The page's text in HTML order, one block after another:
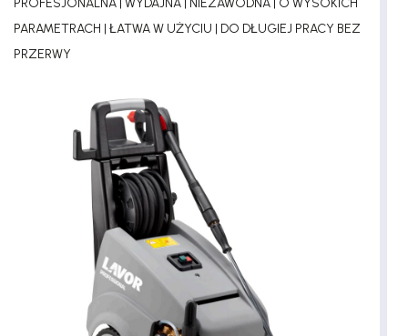
PROFESJONALNA | WYDAJNA | NIEZAWODNA | O WYSOKICH
PARAMETRACH | ŁATWA W UŻYCIU | DO DŁUGIEJ PRACY BEZ
PRZERWY